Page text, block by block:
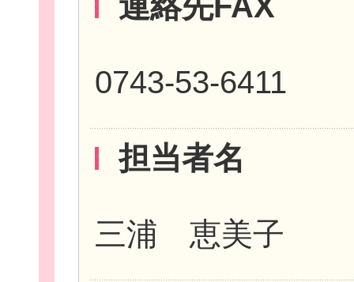
ボランティ
0743-53-6411
担当者名
三浦 恵美子